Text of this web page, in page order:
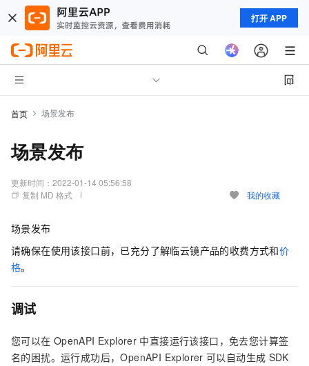
打开 APP
首页 场景发布
场景发布
更新时间： 2022-01-14 05:56:58
复制 MD 格式
我的收藏
场景发布
请确保在使用该接口前，已充分了解临云镜产品的收费方式和价
格。
调试
您可以在 OpenAPI Explorer 中直接运行该接口，免去您计算签
名的困扰。运行成功后，OpenAPI Explorer 可以自动生成 SDK